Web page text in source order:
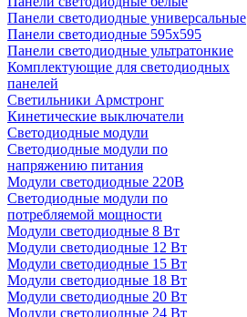
Панели светодиодные универсальные
Панели светодиодные 595х595
Панели светодиодные ультратонкие
Комплектующие для светодиодных
панелей
Светильники Армстронг
Кинетические выключатели
Светодиодные модули
Светодиодные модули по
напряжению питания
Модули светодиодные 220В
Светодиодные модули по
потребляемой мощности
Модули светодиодные 8 Вт
Модули светодиодные 12 Вт
Модули светодиодные 15 Вт
Модули светодиодные 18 Вт
Модули светодиодные 20 Вт
Модули светодиодные 24 Вт